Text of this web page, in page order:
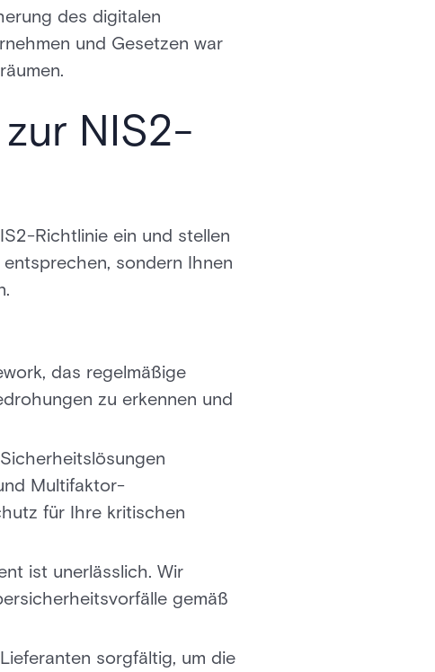
des digitalen
und Gesetzen war
NIS2-
Richtlinie ein und stellen
sondern Ihnen
das regelmäßige
zu erkennen und
Multifaktor-
für Ihre kritischen
ist unerlässlich. Wir
gemäß
sorgfältig, um die